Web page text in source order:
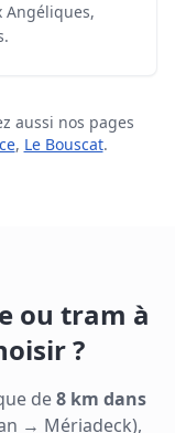
Angéliques,
aussi nos pages
, Le Bouscat.
ou tram à
?
de8 km dans
→ Mériadeck),